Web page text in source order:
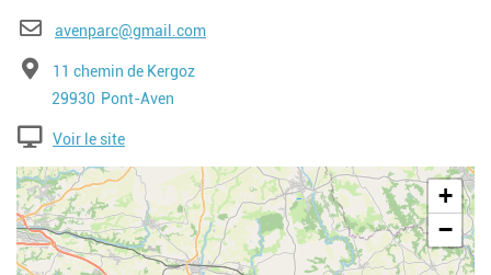
E-mailavenparc@gmail.com
Adresse11 chemin de Kergoz
Code postal
29930 Ville
Pont-Aven
Voir le site
Geolocalisation
+
−